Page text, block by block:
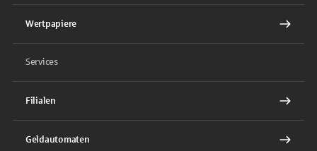
Wertpapiere
Services
Filialen
Geldautomaten